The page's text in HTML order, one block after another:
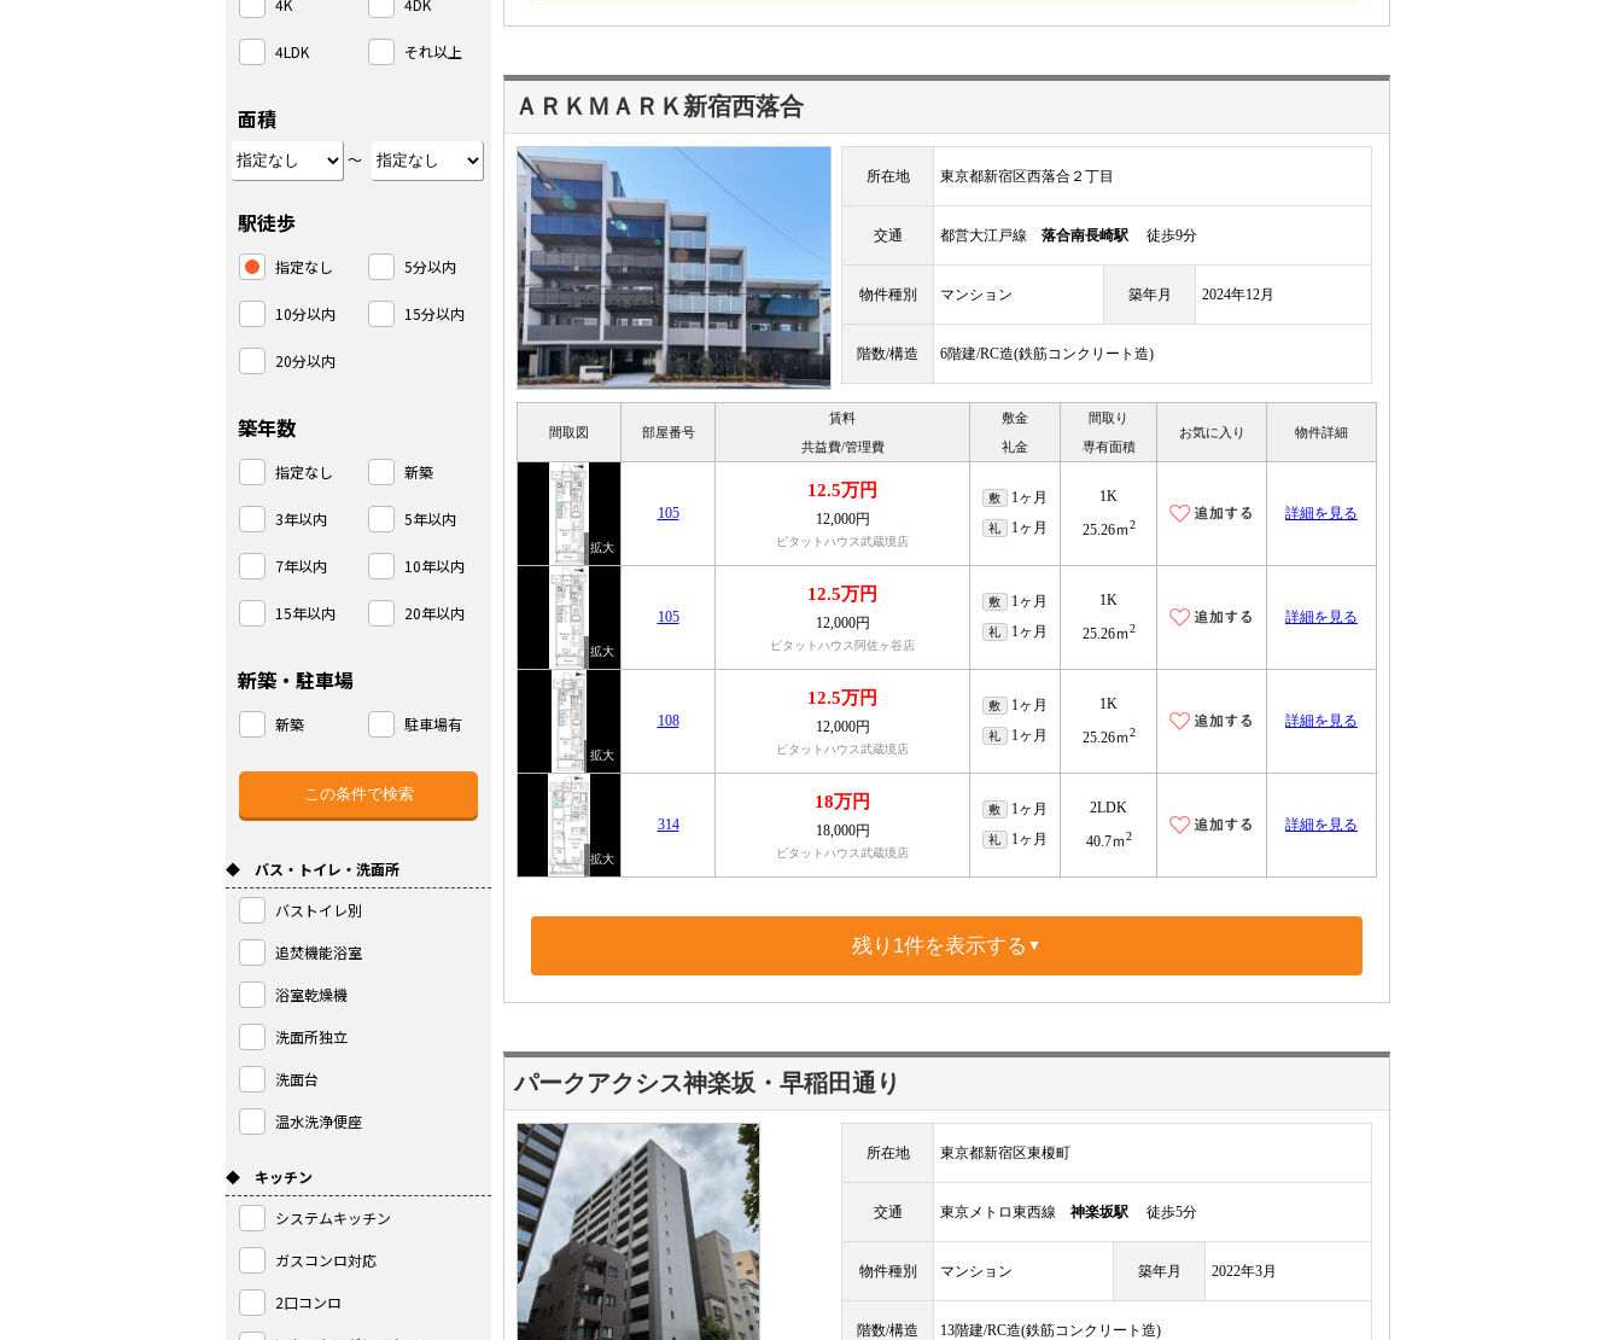
ＡＲＫＭＡＲＫ新宿西落合
所在地 東京都新宿区西落合２丁目
交通 都営大江戸線 落合南長崎駅 徒歩9分
物件種別 マンション 築年月 2024年12月
階数/構造 6階建/RC造(鉄筋コンクリート造)
間取図 部屋番号
賃料
共益費/管理費
敷金
礼金
間取り
専有面積
お気に入り 物件詳細
105
12.5万円
12,000円
ピタットハウス武蔵境店
敷 1ヶ月
礼 1ヶ月
1K
25.26ｍ2
詳細を見る
105
12.5万円
12,000円
ピタットハウス阿佐ヶ谷店
敷 1ヶ月
礼 1ヶ月
1K
25.26ｍ2
詳細を見る
108
12.5万円
12,000円
ピタットハウス武蔵境店
敷 1ヶ月
礼 1ヶ月
1K
25.26ｍ2
詳細を見る
314
18万円
18,000円
ピタットハウス武蔵境店
敷 1ヶ月
礼 1ヶ月
2LDK
40.7ｍ2
詳細を見る
残り1件を表示する ▼
パークアクシス神楽坂・早稲田通り
所在地 東京都新宿区東榎町
交通 東京メトロ東西線 神楽坂駅 徒歩5分
物件種別 マンション 築年月 2022年3月
階数/構造 13階建/RC造(鉄筋コンクリート造)
4K 4DK
4LDK それ以上
面積
～
駅徒歩
指定なし 5分以内
10分以内 15分以内
20分以内
築年数
指定なし 新築
3年以内 5年以内
7年以内 10年以内
15年以内 20年以内
新築・駐車場
新築 駐車場有
◆ バス・トイレ・洗面所
バストイレ別
追焚機能浴室
浴室乾燥機
洗面所独立
洗面台
温水洗浄便座
◆ キッチン
システムキッチン
ガスコンロ対応
2口コンロ